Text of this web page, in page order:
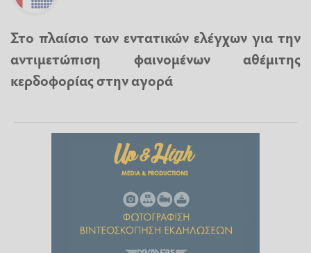
Στο πλαίσιο των εντατικών ελέγχων για την
αντιμετώπιση φαινομένων αθέμιτης
κερδοφορίας στην αγορά